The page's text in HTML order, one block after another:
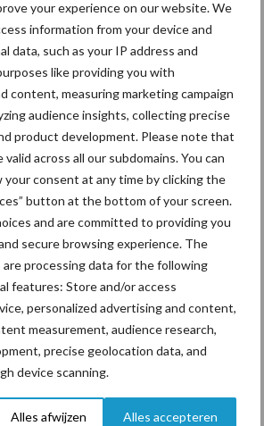
your experience on our website. We
information from your device and
data, such as your IP address and
like providing you with
content, measuring marketing campaign
audience insights, collecting precise
product development. Please note that
across all our subdomains. You can
your consent at any time by clicking the
button at the bottom of your screen.
and are committed to providing you
secure browsing experience. The
processing data for the following
features: Store and/or access
personalized advertising and content,
measurement, audience research,
precise geolocation data, and
device scanning.
Alles afwijzen Alles accepteren
Van onze partner Yara
In 4 eenvoudige stappen de
grasgroei volgen op je
telefoon
Van onze partner Yara
Hoge prijzen en droogte:
hoe kan zwavel helpen bij
de bemesting?
Bemesting Fokkerij